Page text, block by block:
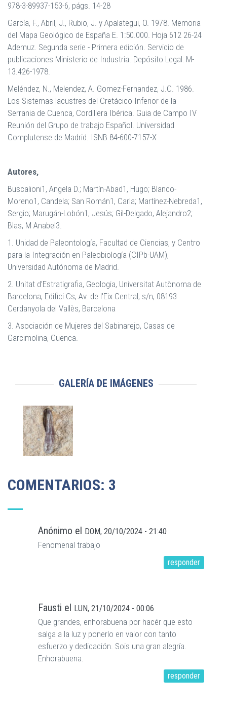
978-3-89937-153-6, págs. 14-28
García, F., Abril, J., Rubio, J. y Apalategui, O. 1978. Memoria
del Mapa Geológico de España E. 1:50.000. Hoja 612 26-24
Ademuz. Segunda serie - Primera edición. Servicio de
publicaciones Ministerio de Industria. Depósito Legal: M-
13.426-1978.
Meléndez, N., Melendez, A. Gomez-Fernandez, J.C. 1986.
Los Sistemas lacustres del Cretácico Inferior de la
Serrania de Cuenca, Cordillera Ibérica. Guia de Campo IV
Reunión del Grupo de trabajo Español. Universidad
Complutense de Madrid. ISNB 84-600-7157-X
Autores,
Buscalioni1, Angela D.; Martín-Abad1, Hugo; Blanco-
Moreno1, Candela; San Román1, Carla; Martínez-Nebreda1,
Sergio; Marugán-Lobón1, Jesús; Gil-Delgado, Alejandro2;
Blas, M Anabel3.
1. Unidad de Paleontología, Facultad de Ciencias, y Centro
para la Integración en Paleobiología (CIPb-UAM),
Universidad Autónoma de Madrid.
2. Unitat d’Estratigrafia, Geologia, Universitat Autònoma de
Barcelona, Edifici Cs, Av. de l'Eix Central, s/n, 08193
Cerdanyola del Vallès, Barcelona
3. Asociación de Mujeres del Sabinarejo, Casas de
Garcimolina, Cuenca.
GALERÍA DE IMÁGENES
COMENTARIOS: 3
Anónimo el DOM, 20/10/2024 - 21:40
Fenomenal trabajo
responder
Fausti el LUN, 21/10/2024 - 00:06
Que grandes, enhorabuena por hacér que esto
salga a la luz y ponerlo en valor con tanto
esfuerzo y dedicación. Sois una gran alegría.
Enhorabuena.
responder